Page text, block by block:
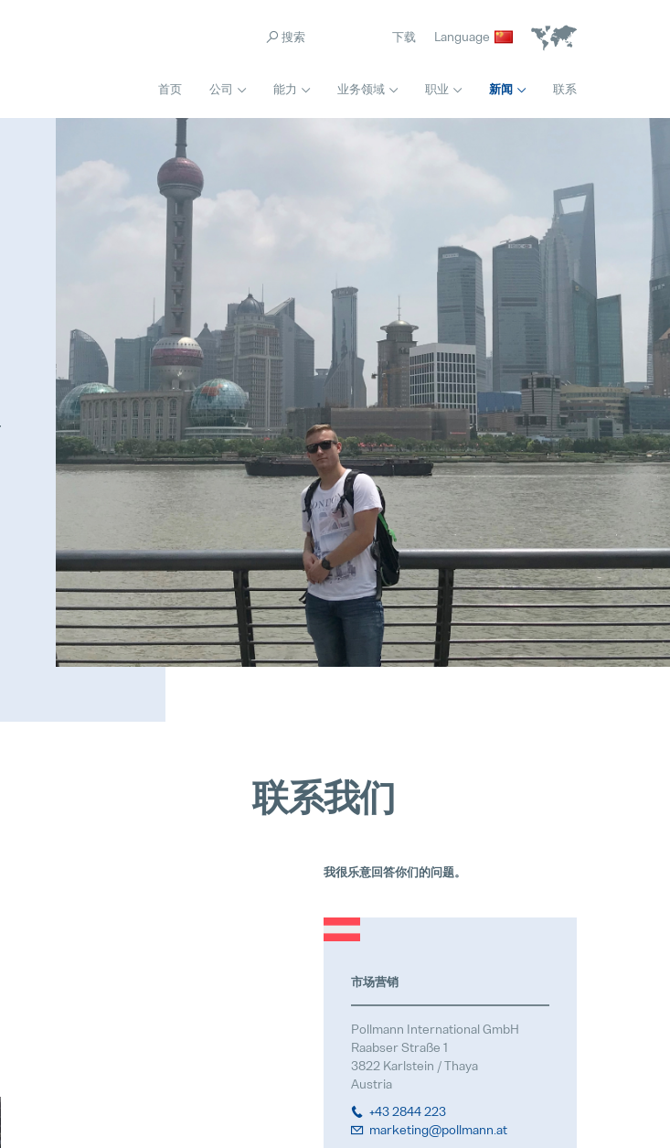
首页
天窗解决方案
Popular
工作机会
活动
Popular
公司管理
Popular
Full-time
前期质量工程师
Pollmann is once again a “Leading Employer”
28. April 2025
Pollmann optimizes European production footprint
03. April 2025
hofer powertrain and Pollmann International shape the future of mobility
11. March 2025
下载 Language
首页 公司 能力 业务领域 职业 新闻 联系
联系我们
我很乐意回答你们的问题。
市场营销
Pollmann International GmbH
Raabser Straße 1
3822 Karlstein / Thaya
Austria
+43 2844 223
marketing@pollmann.at